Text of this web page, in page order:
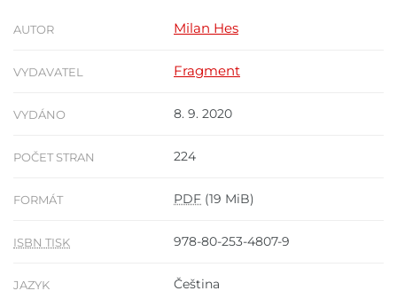
AUTOR Milan Hes
VYDAVATEL Fragment
VYDÁNO 8. 9. 2020
POČET STRAN 224
FORMÁT PDF (19 MiB)
ISBN TISK 978-80-253-4807-9
JAZYK Čeština